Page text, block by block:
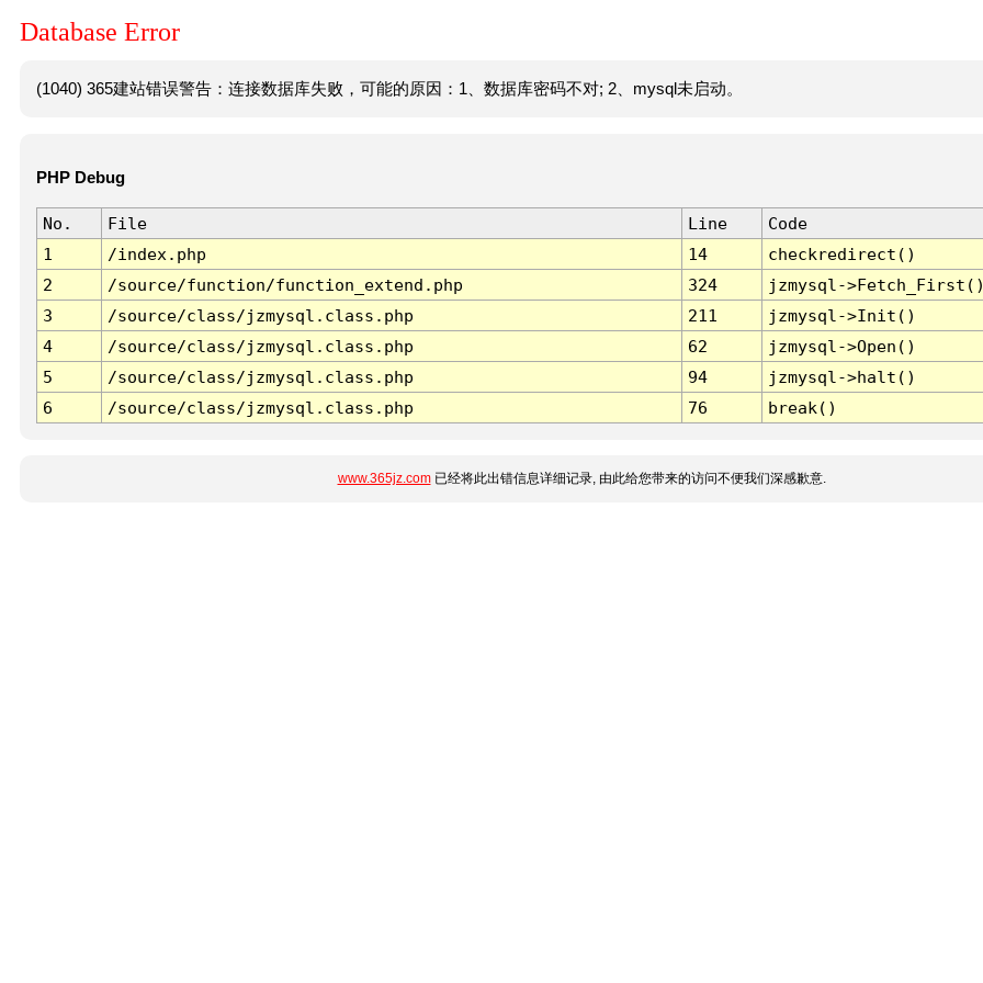
Database Error
(1040) 365建站错误警告：连接数据库失败，可能的原因：1、数据库密码不对; 2、mysql未启动。
PHP Debug
No. File Line
Code
1
/index.php 14
checkredirect()
2
/source/function/function_extend.php 324
jzmysql-
3
/source/class/jzmysql.class.php 211
jzmysql->Init()
4
/source/class/jzmysql.class.php 62
jzmysql->Open()
5
/source/class/jzmysql.class.php 94
jzmysql->halt()
6
/source/class/jzmysql.class.php 76 break()
www.365jz.com已经将此出错信息详细记录, 由此给您带来的访问不便我们深感歉意.